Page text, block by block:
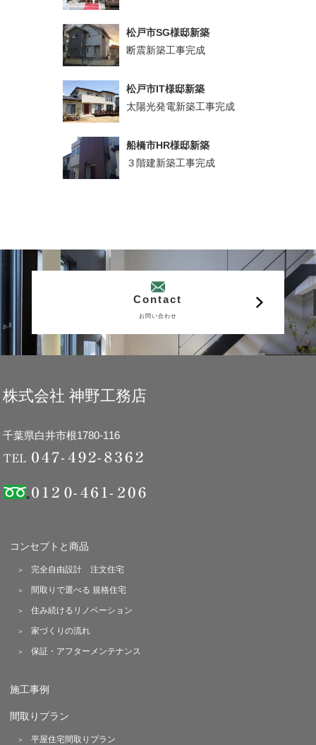
松戸市SG様邸新築
断震新築工事完成
松戸市IT様邸新築
太陽光発電新築工事完成
船橋市HR様邸新築
３階建新築工事完成
Contact
お問い合わせ
株式会社 神野工務店
千葉県白井市根1780-116
コンセプトと商品
完全自由設計 注文住宅
間取りで選べる 規格住宅
住み続けるリノベーション
家づくりの流れ
保証・アフターメンテナンス
施工事例
間取りプラン
平屋住宅間取りプラン